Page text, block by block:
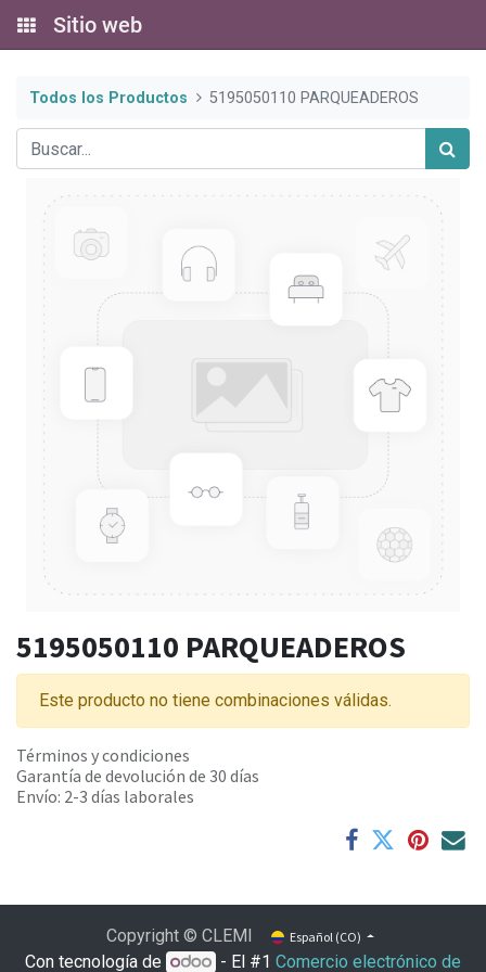
Sitio web
Todos los Productos 5195050110 PARQUEADEROS
5195050110 PARQUEADEROS
Este producto no tiene combinaciones válidas.
Términos y condiciones
Garantía de devolución de 30 días
Envío: 2-3 días laborales
Copyright © CLEMI Español (CO)
Con tecnología de - El #1Comercio electrónico de